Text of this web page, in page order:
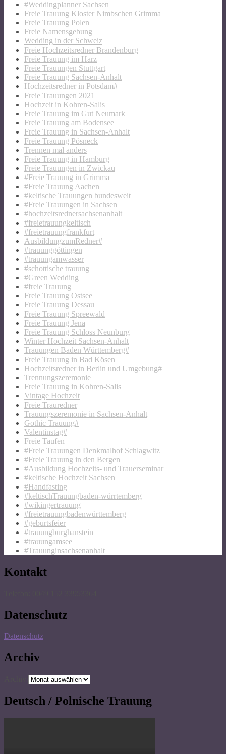
#Weddingplanner Sachsen
Freie Trauung Kloster Nimbschen Grimma
Freie Trauung Polen
Freie Namensgebung
Wedding in der Schweiz
Freie Hochzeitsredner Brandenburg
Freie Trauung im Harz
Freie Trauungen Stuttgart
Freie Trauung Sachsen-Anhalt
Hochzeitsredner in Potsdam#
Freie Trauungen 2021
Hochzeit in Kohren-Salis
Freie Trauung im Gut Neumark
Freie Trauung am Bodensee
Freie Trauung in Sachsen-Anhalt
Freie Trauung Pösneck
Trennen mal anders
Freie Trauung in Hamburg
Freie Trauungen in Zwickau
#Freie Trauung in Grimma
#Freie Trauung Aachen
#keltische Trauungen bundesweit
#Freie Trauungen in Sachsen
#hochzeitsrednersachsenanhalt
#freietrauungkeltisch
#freietrauungfrankfurt
AusbildungzumRedner#
#trauunggöttingen
#trauungamwasser
#schottische trauung
#Green Wedding
#freie Trauung
Freie Trauung Ostsee
Freie Trauung Dessau
Freie Trauung Spreewald
Freie Trauung Jena
Freie Trauung Schloss Neunburg
Winter Hochzeit Sachsen-Anhalt
Trauungen Baden Württemberg#
Freie Trauung in Bad Kösen
Hochzeitsredner in Berlin und Umgebung#
Trennungszeremonie
Freie Trauung in Kohren-Salis
Vintage Hochzeit
Freie Trauredner
Trauungszeremonie in Sachsen-Anhalt
Gothic Trauung#
Valentinstag#
Freie Taufen
#Freie Trauungen Denkmalhof Schlagwitz
#Freie Trauung in den Bergen
#Ausbildung Hochzeits- und Trauerseminar
#keltische Hochzeit Sachsen
#Handfasting
#keltischTrauungbaden-würrtemberg
#wikingertrauung
#freietrauungbadenwürttemberg
#geburtsfeier
#trauungburghanstein
#trauungamsee
#Trauunginsachsenanhalt
Kontakt
Datenschutz
Datenschutz
Archiv
Deutsch / Polnische Trauung